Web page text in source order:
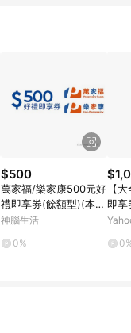
$500
萬家福/樂家康500元好
禮即享券(餘額型)(本券
無法存入錢包中使用)
神腦生活
0%
【
即享